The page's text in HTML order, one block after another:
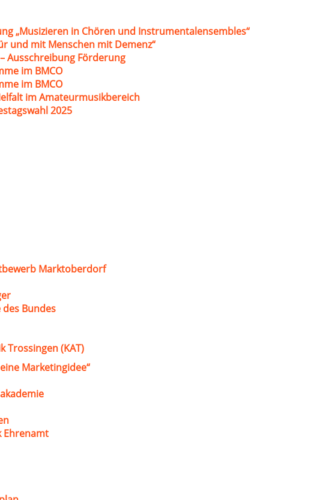
„Musizieren in Chören und Instrumentalensembles“
und mit Menschen mit Demenz“
Ausschreibung Förderung
im BMCO
im BMCO
im Amateurmusikbereich
2025
Marktoberdorf
Bundes
Trossingen (KAT)
Marketingidee“
Ehrenamt